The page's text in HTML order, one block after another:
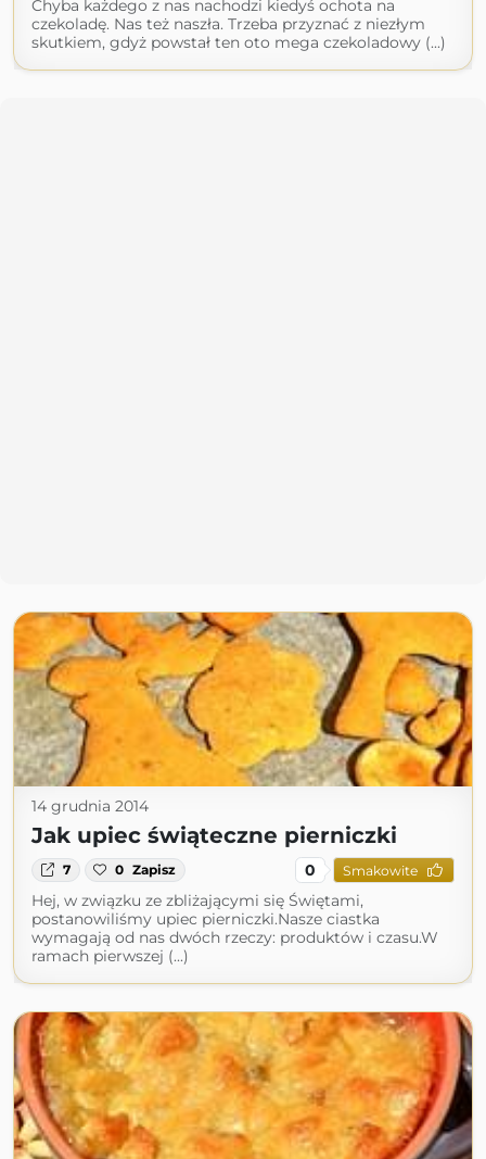
Chyba każdego z nas nachodzi kiedyś ochota na
czekoladę. Nas też naszła. Trzeba przyznać z niezłym
skutkiem, gdyż powstał ten oto mega czekoladowy (...)
14 grudnia 2014
Jak upiec świąteczne pierniczki
7 0 Zapisz 0 Smakowite
Hej, w związku ze zbliżającymi się Świętami,
postanowiliśmy upiec pierniczki.Nasze ciastka
wymagają od nas dwóch rzeczy: produktów i czasu.W
ramach pierwszej (...)